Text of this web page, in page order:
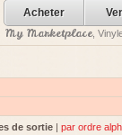
Acheter
My Marketplace,
de sortie | par ordre